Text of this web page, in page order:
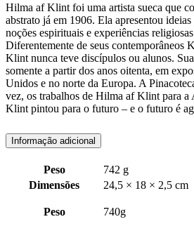
Hilma af Klint foi uma artista sueca que
abstrato já em 1906. Ela apresentou
noções espirituais e experiências
Diferentemente de seus contemporâneos
Klint nunca teve discípulos ou alunos.
somente a partir dos anos oitenta, em
Unidos e no norte da Europa. A
vez, os trabalhos de Hilma af Klint para
Klint pintou para o futuro – e o futuro é
Informação adicional
Peso
742 g
Dimensões
24,5 × 18 × 2,5 cm
Peso 740g